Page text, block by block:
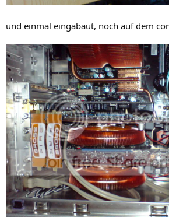
und einmal eingabaut, noch auf dem